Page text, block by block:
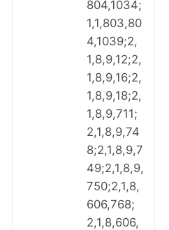
804,1034;
1,1,803,80
4,1039;2,
1,8,9,12;2,
1,8,9,16;2,
1,8,9,18;2,
1,8,9,711;
2,1,8,9,74
8;2,1,8,9,7
49;2,1,8,9,
750;2,1,8,
606,768;
2,1,8,606,